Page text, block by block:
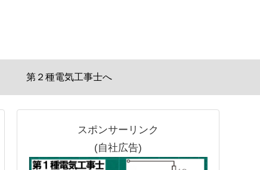
第２種電気工事士へ
スポンサーリンク
(自社広告)